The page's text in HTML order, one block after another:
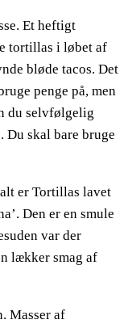
Et heftigt
tortillas i løbet af
bløde tacos. Det
penge på, men
du selvfølgelig
Du skal bare bruge
er Tortillas lavet
Den er en smule
var der
lækker smag af
Masser af